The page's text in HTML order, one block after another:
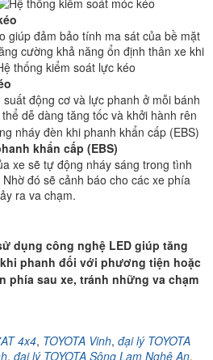
giúp đảm bảo tính ma sát của bề mặt
cường khả năng ổn định thân xe khi
động cơ và lực phanh ở mỗi bánh
dễ dàng tăng tốc và khởi hành rên
khẩn cấp (EBS)
xe sẽ tự động nháy sáng trong tình
đó sẽ cảnh báo cho các xe phía
ra va chạm.
dụng công nghệ LED giúp tăng
phanh đối với phương tiện hoặc
sau xe, tránh những va chạm
4x4, TOYOTA Vinh, đại lý TOYOTA
, đại lý TOYOTA Sông Lam Nghệ An,